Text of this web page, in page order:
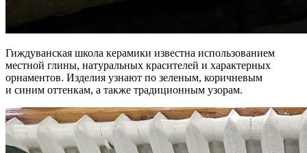
Гиждуванская школа керамики известна использованием
местной глины, натуральных красителей и характерных
орнаментов. Изделия узнают по зеленым, коричневым
и синим оттенкам, а также традиционным узорам.